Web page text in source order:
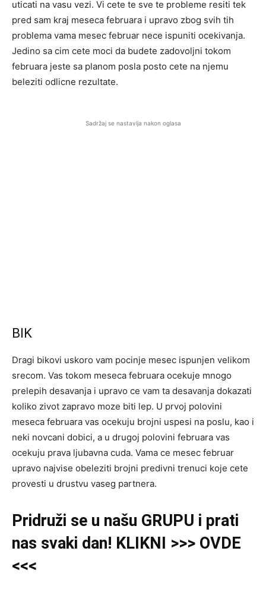
uticati na vasu vezi. Vi cete te sve te probleme resiti tek
pred sam kraj meseca februara i upravo zbog svih tih
problema vama mesec februar nece ispuniti ocekivanja.
Jedino sa cim cete moci da budete zadovoljni tokom
februara jeste sa planom posla posto cete na njemu
beleziti odlicne rezultate.
Sadržaj se nastavlja nakon oglasa
BIK
Dragi bikovi uskoro vam pocinje mesec ispunjen velikom
srecom. Vas tokom meseca februara ocekuje mnogo
prelepih desavanja i upravo ce vam ta desavanja dokazati
koliko zivot zapravo moze biti lep. U prvoj polovini
meseca februara vas ocekuju brojni uspesi na poslu, kao i
neki novcani dobici, a u drugoj polovini februara vas
ocekuju prava ljubavna cuda. Vama ce mesec februar
upravo najvise obeleziti brojni predivni trenuci koje cete
provesti u drustvu vaseg partnera.
Pridruži se u našu GRUPU i prati
nas svaki dan! KLIKNI >>> OVDE
<<<